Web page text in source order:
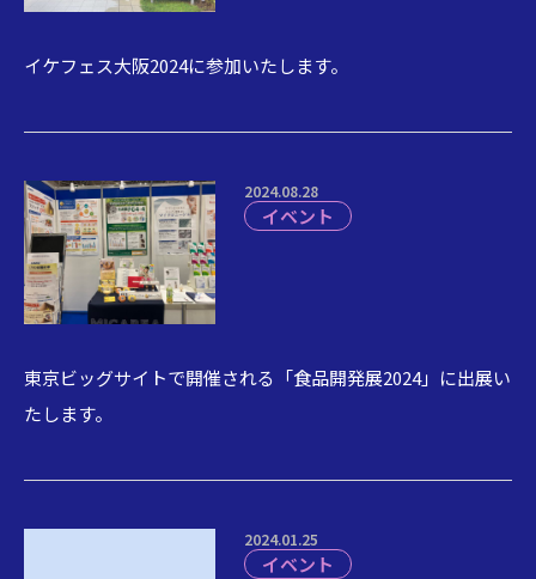
イケフェス大阪2024に参加いたします。
イベント
2024.08.28
東京ビッグサイトで開催される「食品開発展2024」に出展い
たします。
イベント
2024.01.25